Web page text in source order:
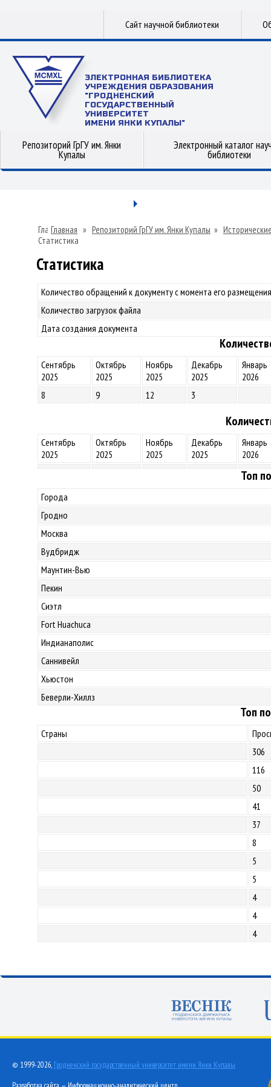
Сайт научной библиотеки
ЭЛЕКТРОННАЯ БИБЛИОТЕКА
УЧРЕЖДЕНИЯ ОБРАЗОВАНИЯ
"ГРОДНЕНСКИЙ
ГОСУДАРСТВЕННЫЙ
УНИВЕРСИТЕТ
ИМЕНИ ЯНКИ КУПАЛЫ"
Репозиторий ГрГУ им. Янки
Купалы
Электронный каталог
библиотеки
Главная » Репозиторий ГрГУ им. Янки Купалы »
Статистика
Статистика
Количество обращений к документу с момента его
Количество загрузок файла
Дата создания документа
Сентябрь
2025
Октябрь
2025
Ноябрь
2025
Декабрь
2025
Январь
2026
8
9 12 3
Сентябрь
2025
Октябрь
2025
Ноябрь
2025
Декабрь
2025
Январь
2026
Топ
Города
Гродно
Москва
Вудбридж
Маунтин-Вью
Пекин
Сиэтл
Fort Huachuca
Индианаполис
Саннивейл
Хьюстон
Беверли-Хиллз
Топ
Страны
306
116
50
41
37
8
5
5
4
4
4
© 1999-2026, Гродненский государственный университет имени Янки Купалы